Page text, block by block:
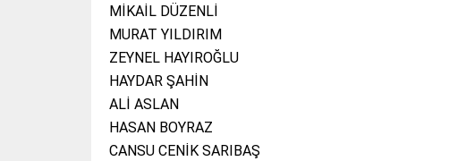
MİKAİL DÜZENLİ
MURAT YILDIRIM
ZEYNEL HAYIROĞLU
HAYDAR ŞAHİN
ALİ ASLAN
HASAN BOYRAZ
CANSU CENİK SARIBAŞ